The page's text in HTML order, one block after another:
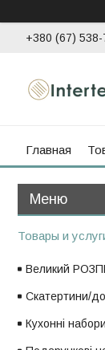
+380 (67) 538-
Главная
Товары и
Великий
Скатертини/
Кухонні набори